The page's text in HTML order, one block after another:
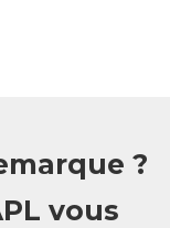
?
vous